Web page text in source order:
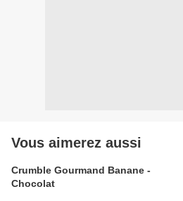
Vous aimerez aussi
Crumble Gourmand Banane -
Chocolat